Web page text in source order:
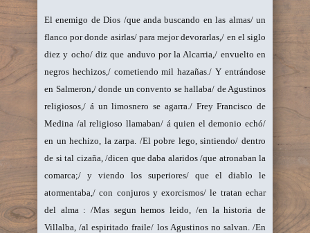
El enemigo de Dios /que anda buscando en las almas/ un
flanco por donde asirlas/ para mejor devorarlas,/ en el siglo
diez y ocho/ diz que anduvo por la Alcarria,/ envuelto en
negros hechizos,/ cometiendo mil hazañas./ Y entrándose
en Salmeron,/ donde un convento se hallaba/ de Agustinos
religiosos,/ á un limosnero se agarra./ Frey Francisco de
Medina /al religioso llamaban/ á quien el demonio echó/
en un hechizo, la zarpa. /El pobre lego, sintiendo/ dentro
de si tal cizaña, /dicen que daba alaridos /que atronaban la
comarca;/ y viendo los superiores/ que el diablo le
atormentaba,/ con conjuros y exorcismos/ le tratan echar
del alma : /Mas segun hemos leido, /en la historia de
Villalba, /al espiritado fraile/ los Agustinos no salvan. /En